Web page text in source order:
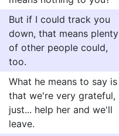
But if I could track you
down, that means plenty
of other people could,
too.
What he means to say is
that we're very grateful,
just... help her and we'll
leave.